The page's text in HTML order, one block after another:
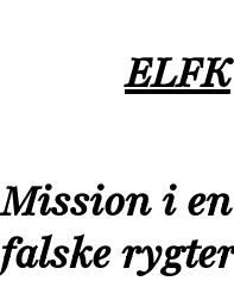
ELFK
Mission i
falske rygter